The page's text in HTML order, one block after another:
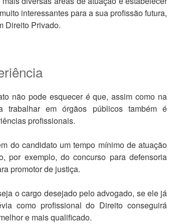
interessantes para a sua profissão futura,
Direito Privado.
não pode esquecer é que, assim como na
trabalhar em órgãos públicos também é
profissionais.
do candidato um tempo mínimo de atuação
por exemplo, do concurso para defensoria
promotor de justiça.
o cargo desejado pelo advogado, se ele já
como profissional do Direito conseguirá
e mais qualificado.